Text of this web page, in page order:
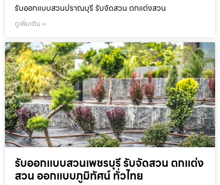
รับออกแบบสวนปราณบุรี รับจัดสวน ตกแต่งสวน
ดูเพิ่มเติม »
รับออกแบบสวนเพชรบุรี รับจัดสวน ตกแต่ง
สวน ออกแบบภูมิทัศน์ ทั่วไทย